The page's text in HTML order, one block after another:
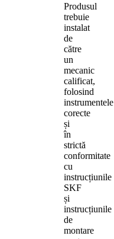
Produsul
trebuie
instalat
de
către
un
mecanic
calificat,
folosind
instrumentele
corecte
și
în
strictă
conformitate
cu
instrucțiunile
SKF
și
instrucțiunile
de
montare